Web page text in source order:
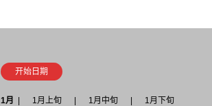
开始日期
1月 1月上旬 1月中旬
1月下旬